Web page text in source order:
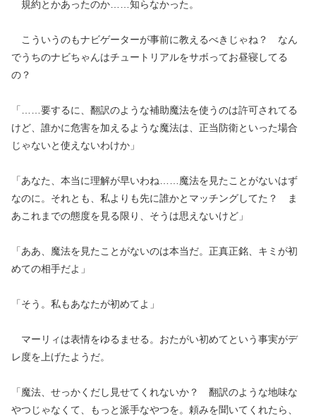
規約とかあったのか……知らなかった。
こういうのもナビゲーターが事前に教えるべきじゃね？ なん
でうちのナビちゃんはチュートリアルをサボってお昼寝してる
の？
「……要するに、翻訳のような補助魔法を使うのは許可されてる
けど、誰かに危害を加えるような魔法は、正当防衛といった場合
じゃないと使えないわけか」
「あなた、本当に理解が早いわね……魔法を見たことがないはず
なのに。それとも、私よりも先に誰かとマッチングしてた？ ま
あこれまでの態度を見る限り、そうは思えないけど」
「ああ、魔法を見たことがないのは本当だ。正真正銘、キミが初
めての相手だよ」
「そう。私もあなたが初めてよ」
マーリィは表情をゆるませる。おたがい初めてという事実がデ
レ度を上げたようだ。
「魔法、せっかくだし見せてくれないか？ 翻訳のような地味な
やつじゃなくて、もっと派手なやつを。頼みを聞いてくれたら、